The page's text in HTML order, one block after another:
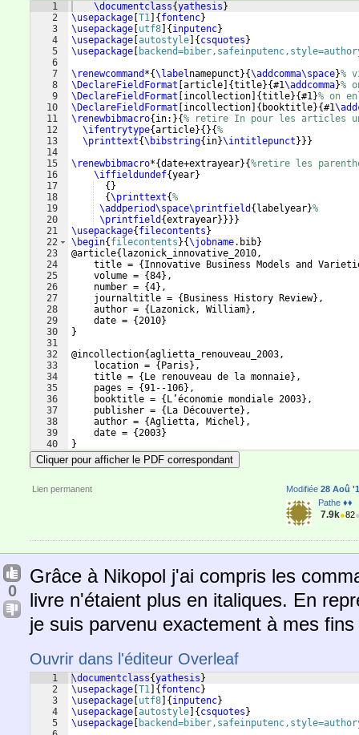
1
2
3
4
5
6
7
8
9
10
11
12
13
14
15
16
17
18
19
20
21
22
23
24
25
26
27
28
29
30
31
32
33
34
35
36
37
38
39
40
41
\documentclass{yathesis }
\usepackage T1 { fontenc}
\usepackage utf8 { inputenc}
\usepackage autostyle { csquotes }
\usepackage
\renewcommand *{\labelnamepunct }{\addcomma\space}%
\DeclareFieldFormat article {title}{#1\addcomma}%
\DeclareFieldFormat
incollection {title}{#1}% on
\DeclareFieldFormat
incollection { booktitle}{#1
\renewbibmacro{ in: }{% retire In pour
\ifentrytype{article}{ }{%
\printtext{\bibstring{ in}\intitlepunct }}}
\renewbibmacro*{date+extrayear}{%retire les
\iffieldundef{year}
{ }
{\printtext{%
\addperiod\space\printfield { labelyear}%
\printfield {extrayear}}}}
\usepackage{ filecontents }
\begin{ filecontents }{\jobname.bib}
@article{ lazonick_innovative_2010,
    title =
{ Innovative Business Models and
    volume =
{84} ,
    number =
{4} ,
    journaltitle =
{ Business History Review} ,
    author =
{ Lazonick, William} ,
    date =
{2010}
}
@incollection{aglietta_renouveau_2003,
    location =
{ Paris } ,
    title =
{ Le renouveau de la monnaie} ,
    pages =
{91--106} ,
    booktitle =
{ L’économie mondiale 2003} ,
    publisher =
{ La Découverte} ,
    author =
{Aglietta, Michel } ,
    date =
{2003}
}
Cliquer pour afficher le PDF correspondant
Lien permanent Modifiée 28 Aoû
Pathe ♦♦
7.9k●82
0
Grâce à Nikopol j'ai compris les
livre n'étaient plus en italiques. En
je suis parvenu exactement à mes
Ouvrir dans l'éditeur Overleaf
1
2
3
4
5
\documentclass{yathesis }
\usepackage T1 { fontenc}
\usepackage utf8 { inputenc}
\usepackage autostyle { csquotes }
\usepackage